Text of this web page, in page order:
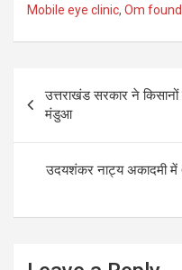
Mobile eye clinic, Om
navigation
उत्तराखंड सरकार ने
मंडुआ
उदयशंकर नाट्य अकादमी में 6